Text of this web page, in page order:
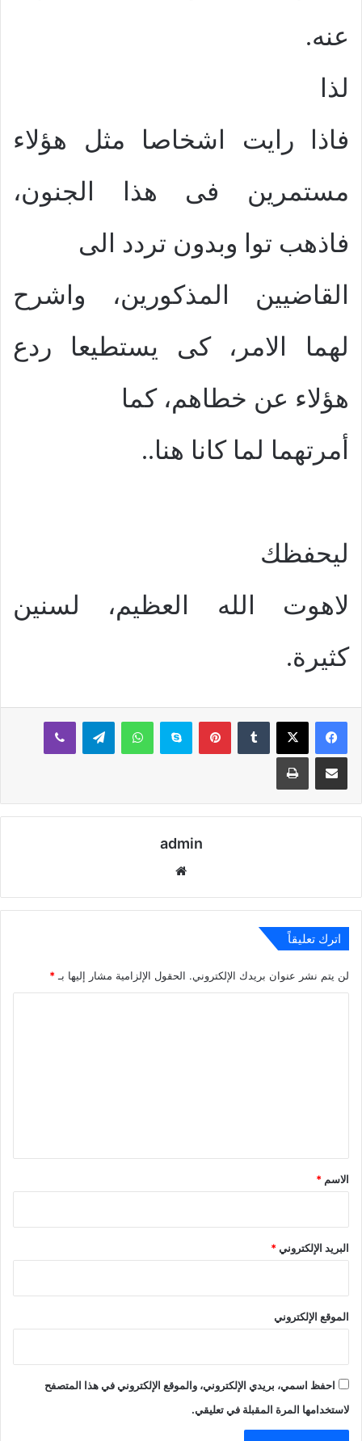
عنه.
لذا
فاذا رايت اشخاصا مثل هؤلاء
مستمرين فى هذا الجنون،
فاذهب توا وبدون تردد الى
القاضيين المذكورين، واشرح
لهما الامر، كى يستطيعا ردع
هؤلاء عن خطاهم، كما
أمرتهما لما كانا هنا..
ليحفظك
لاهوت الله العظيم، لسنين
كثيرة.
بينتيريستسكايب واتساب تيلقرام ڤايبر
مشاركة عبر البريد طباعة
admin
اترك تعليقاً
لن يتم نشر عنوان بريدك الإلكتروني. الحقول الإلزامية مشار إليها بـ *
*
الاسم *
البريد الإلكتروني*
الموقع الإلكتروني
احفظ اسمي، بريدي الإلكتروني، والموقع الإلكتروني في هذا المتصفح
لاستخدامها المرة المقبلة في تعليقي.